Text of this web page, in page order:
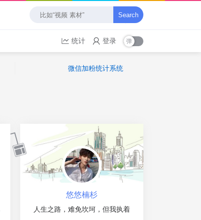
Search
统计 登录
微信加粉统计系统
悠悠楠杉
人生之路，难免坎坷，但我执着